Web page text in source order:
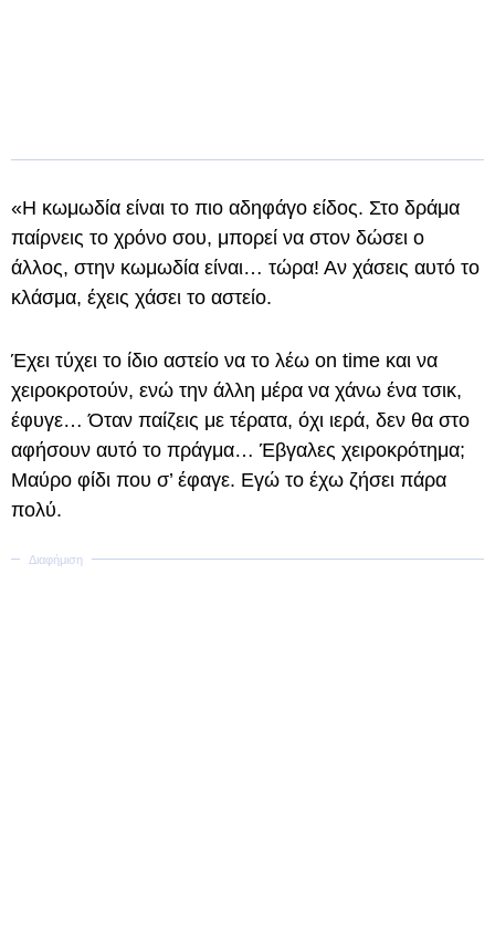
«Η κωμωδία είναι το πιο αδηφάγο είδος. Στο δράμα
παίρνεις το χρόνο σου, μπορεί να στον δώσει ο
άλλος, στην κωμωδία είναι… τώρα! Αν χάσεις αυτό το
κλάσμα, έχεις χάσει το αστείο.
Έχει τύχει το ίδιο αστείο να το λέω on time και να
χειροκροτούν, ενώ την άλλη μέρα να χάνω ένα τσικ,
έφυγε… Όταν παίζεις με τέρατα, όχι ιερά, δεν θα στο
αφήσουν αυτό το πράγμα… Έβγαλες χειροκρότημα;
Μαύρο φίδι που σ’ έφαγε. Εγώ το έχω ζήσει πάρα
πολύ.